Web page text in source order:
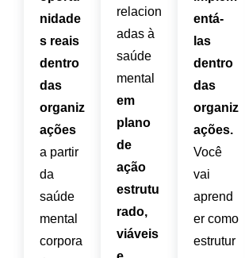
nidade
s reais
dentro
das
organiz
ações
a partir
da
saúde
mental
corpora
relacion
adas à
saúde
mental
em
plano
de
ação
estrutu
rado,
viáveis
entá-
las
dentro
das
organiz
ações.
Você
vai
aprend
er como
estrutur